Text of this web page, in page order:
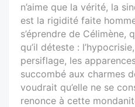
n’aime que la vérité, la
est la rigidité faite
s’éprendre de Célimène,
qu’il déteste :
persiflage, les
succombé aux charmes
voudrait qu’elle ne se
renonce à cette